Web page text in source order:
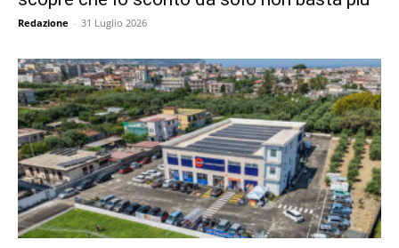
Redazione - 31 Luglio 2026